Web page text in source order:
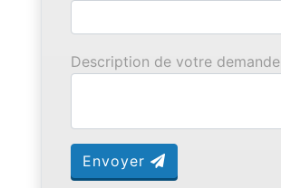
Description de votre demande
Envoyer